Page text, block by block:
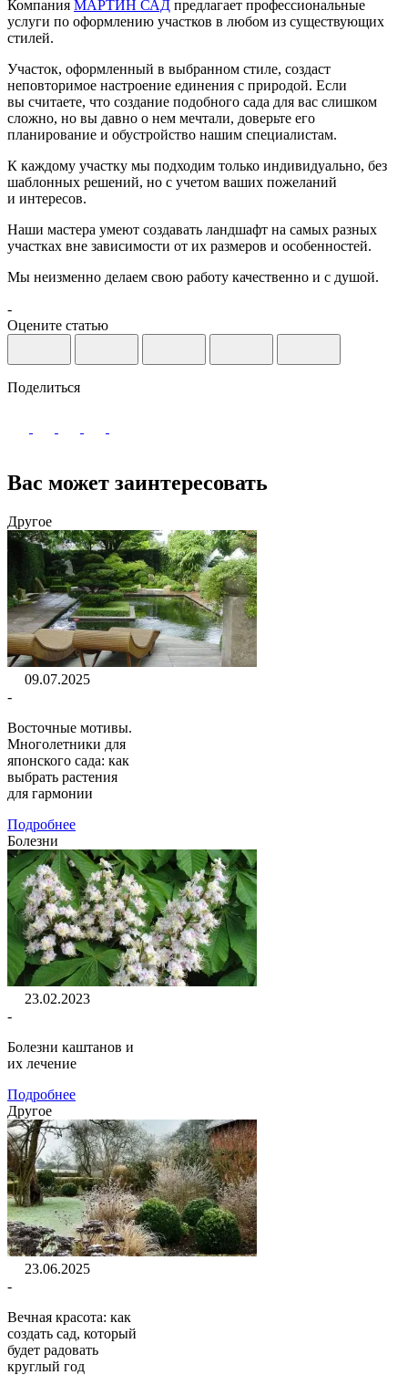
Компания МАРТИН САД предлагает профессиональные
услуги по оформлению участков в любом из существующих
стилей.
Участок, оформленный в выбранном стиле, создаст
неповторимое настроение единения с природой. Если
вы считаете, что создание подобного сада для вас слишком
сложно, но вы давно о нем мечтали, доверьте его
планирование и обустройство нашим специалистам.
К каждому участку мы подходим только индивидуально, без
шаблонных решений, но с учетом ваших пожеланий
и интересов.
Наши мастера умеют создавать ландшафт на самых разных
участках вне зависимости от их размеров и особенностей.
Мы неизменно делаем свою работу качественно и с душой.
-
Оцените статью
Поделиться
Вас может заинтересовать
Другое
09.07.2025
-
Восточные мотивы.
Многолетники для
японского сада: как
выбрать растения
для гармонии
Подробнее
Болезни
23.02.2023
-
Болезни каштанов и
их лечение
Подробнее
Другое
23.06.2025
-
Вечная красота: как
создать сад, который
будет радовать
круглый год